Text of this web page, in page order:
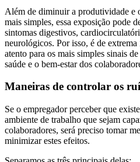
Além de diminuir a produtividade e
mais simples, essa exposição pode
sintomas digestivos,
neurológicos. Por isso, é de
atento para os mais simples sinais
saúde e o bem-estar dos
Maneiras de controlar os
Se o empregador perceber que
ambiente de trabalho que sejam
colaboradores, será preciso tomar
minimizar estes efeitos.